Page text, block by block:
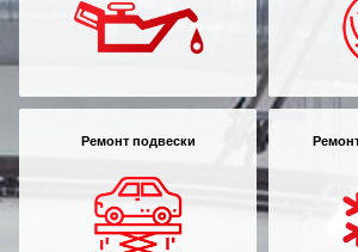
Ремонт подвески